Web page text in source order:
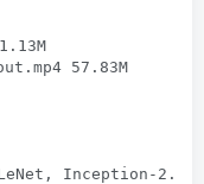
57.83M
Inception-